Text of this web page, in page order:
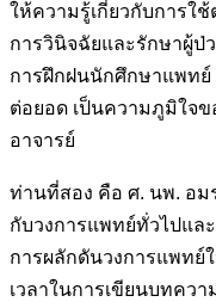
ให้ความรู้เกี่ยวกับการใ
การวินิจฉัยและรักษาผู้ป่
การฝึกฝนนักศึกษาแพท
ต่อยอด เป็นความภูมิใจ
อาจารย์
ท่านที่สอง คือ ศ. นพ. อม
กับวงการแพทย์ทั่วไปแล
การผลักดันวงการแพทย์
เวลาในการเขียนบทควา